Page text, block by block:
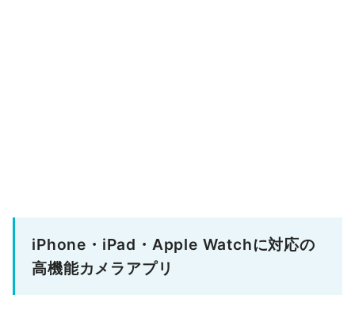
iPhone・iPad・Apple Watchに対応の
高機能カメラアプリ